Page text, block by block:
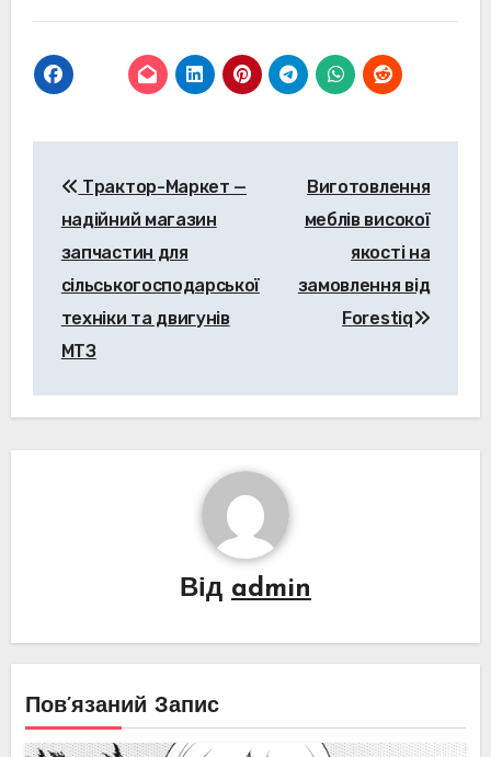
записів
Трактор-Маркет —
надійний магазин
запчастин для
сільськогосподарської
техніки та двигунів
МТЗ
Виготовлення
меблів високої
якості на
замовлення від
Forestiq
Від admin
Пов’язаний Запис